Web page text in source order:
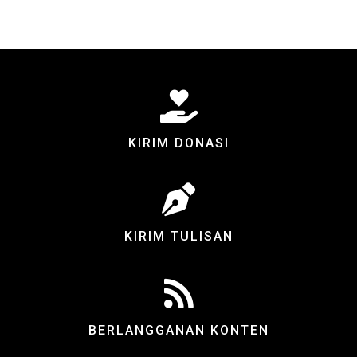
KIRIM DONASI
KIRIM TULISAN
BERLANGGANAN KONTEN